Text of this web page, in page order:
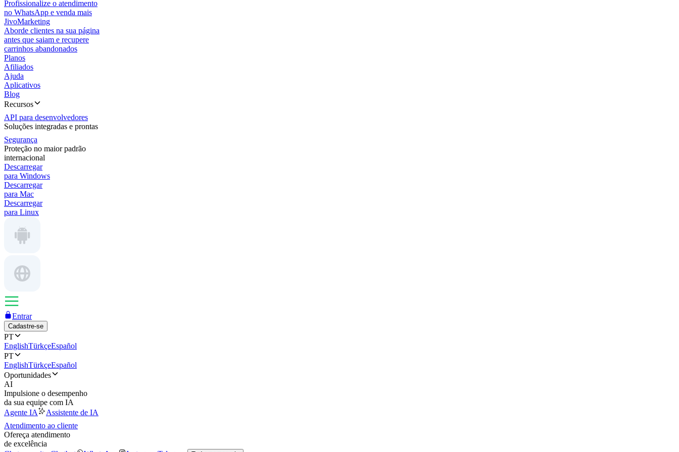
Profissionalize o atendimento
no WhatsApp e venda mais
JivoMarketing
Aborde clientes na sua página
antes que saiam e recupere
carrinhos abandonados
Planos
Afiliados
Ajuda
Aplicativos
Blog
Recursos
API para desenvolvedores
Soluções integradas e prontas
Segurança
Proteção no maior padrão
internacional
Descarregar
para Windows
Descarregar
para Mac
Descarregar
para Linux
Entrar
Cadastre-se
PT
EnglishTürkçeEspañol
PT
EnglishTürkçeEspañol
Oportunidades
AI
Impulsione o desempenho
da sua equipe com IA
Agente IA
Assistente de IA
Atendimento ao cliente
Ofereça atendimento
de excelência